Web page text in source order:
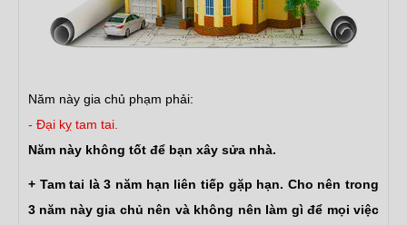
Năm này gia chủ phạm phải:
- Đại kỵ tam tai.
Năm này không tốt để bạn xây sửa nhà.
+ Tam tai là 3 năm hạn liên tiếp gặp hạn. Cho nên trong
3 năm này gia chủ nên và không nên làm gì để mọi việc